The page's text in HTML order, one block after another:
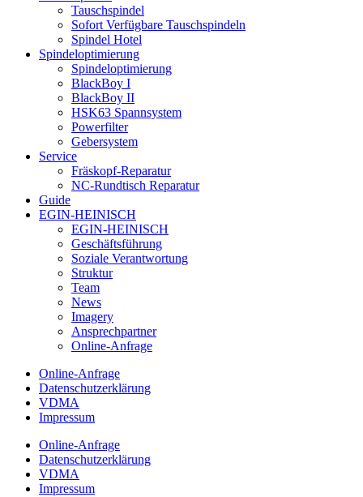
Tauschspindel
Sofort Verfügbare Tauschspindeln
Spindel Hotel
Spindeloptimierung
Spindeloptimierung
BlackBoy I
BlackBoy II
HSK63 Spannsystem
Powerfilter
Gebersystem
Service
Fräskopf-Reparatur
NC-Rundtisch Reparatur
Guide
EGIN-HEINISCH
EGIN-HEINISCH
Geschäftsführung
Soziale Verantwortung
Struktur
Team
News
Imagery
Ansprechpartner
Online-Anfrage
Online-Anfrage
Datenschutzerklärung
VDMA
Impressum
Online-Anfrage
Datenschutzerklärung
VDMA
Impressum